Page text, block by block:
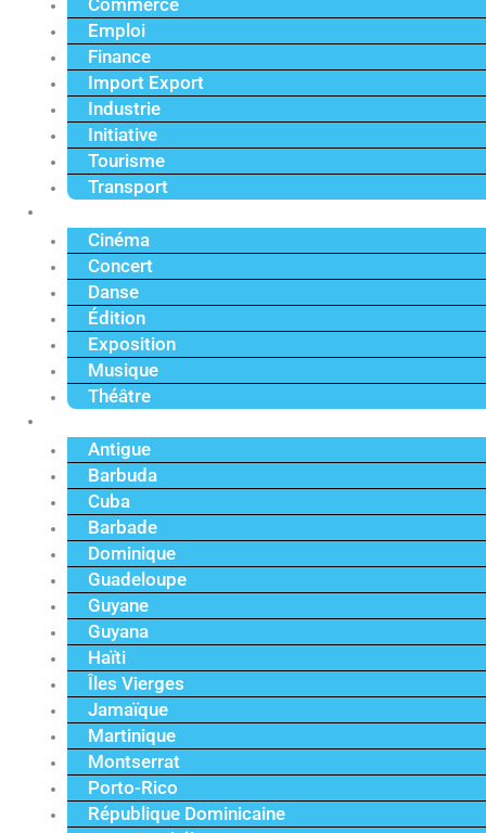
Commerce
Emploi
Finance
Import Export
Industrie
Initiative
Tourisme
Transport
Cinéma
Concert
Danse
Édition
Exposition
Musique
Théâtre
Antigue
Barbuda
Cuba
Barbade
Dominique
Guadeloupe
Guyane
Guyana
Haïti
Îles Vierges
Jamaïque
Martinique
Montserrat
Porto-Rico
République Dominicaine